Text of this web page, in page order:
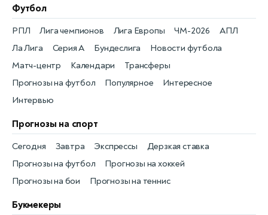
Футбол
Новости футбола
РПЛ
Матч-центр
Лига чемпионов
Календари
Лига Европы
Трансферы
ЧМ-2026
Прогнозы на футбол
АПЛ
Популярное
Ла Лига
Интересное
Серия А
Интервью
Бундеслига
Прогнозы на спорт
Прогнозы на футбол
Сегодня
Прогнозы на хоккей
Завтра
Прогнозы на бои
Экспрессы
Прогнозы на теннис
Дерзкая ставка
Букмекеры